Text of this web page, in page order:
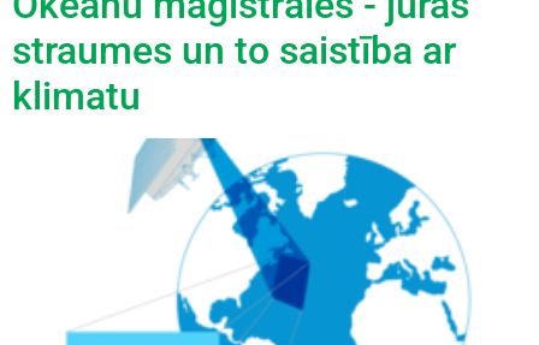
straumes un to saistība ar
klimatu